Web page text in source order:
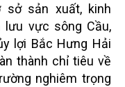
sản xuất, kinh
lưu vực sông Cầu,
lợi Bắc Hưng Hải
thành chỉ tiêu về
nghiêm trọng